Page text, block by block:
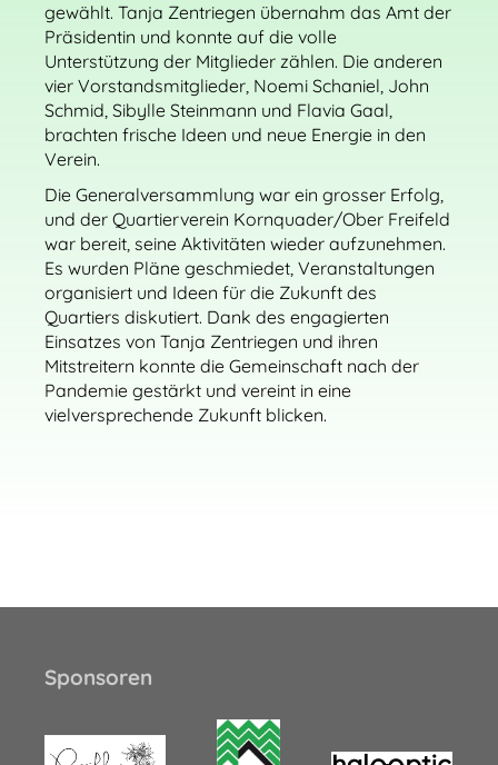
gewählt. Tanja Zentriegen übernahm das Amt der
Präsidentin und konnte auf die volle
Unterstützung der Mitglieder zählen. Die anderen
vier Vorstandsmitglieder, Noemi Schaniel, John
Schmid, Sibylle Steinmann und Flavia Gaal,
brachten frische Ideen und neue Energie in den
Verein.
Die Generalversammlung war ein grosser Erfolg,
und der Quartierverein Kornquader/Ober Freifeld
war bereit, seine Aktivitäten wieder aufzunehmen.
Es wurden Pläne geschmiedet, Veranstaltungen
organisiert und Ideen für die Zukunft des
Quartiers diskutiert. Dank des engagierten
Einsatzes von Tanja Zentriegen und ihren
Mitstreitern konnte die Gemeinschaft nach der
Pandemie gestärkt und vereint in eine
vielversprechende Zukunft blicken.
Sponsoren